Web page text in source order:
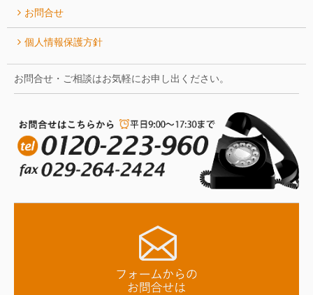
お問合せ
個人情報保護方針
お問合せ・ご相談はお気軽にお申し出ください。